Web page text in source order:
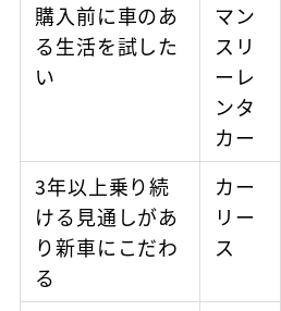
購入前に車のあ
る生活を試した
い
マン
スリ
ーレ
ンタ
カー
3年以上乗り続
ける見通しがあ
り新車にこだわ
る
カー
リー
ス